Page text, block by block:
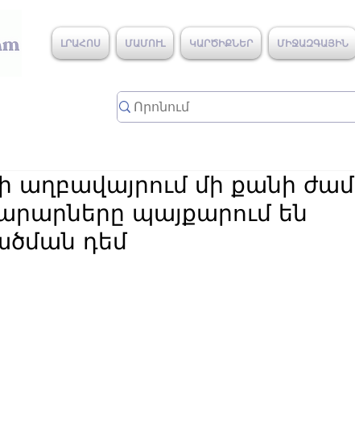
ԼՐԱՀՈՍ ՄԱՄՈՒԼ ԿԱՐԾԻՔՆԵՐ ՄԻՋԱԶԳԱՅԻՆ
աղբավայրում մի քանի ժամ
պայքարում են
դեմ